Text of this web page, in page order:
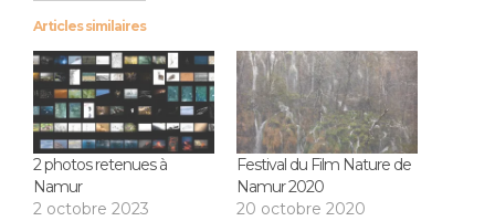
Articles similaires
2 photos retenues à
Namur
2 octobre 2023
Festival du Film Nature de
Namur 2020
20 octobre 2020